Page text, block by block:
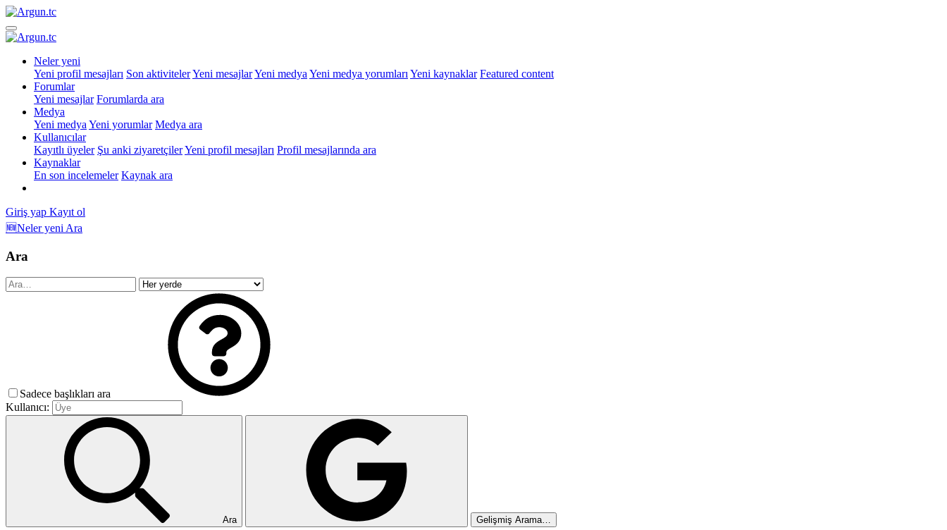
Neler yeni
Yeni profil mesajları Son aktivitelerYeni mesajlarYeni medya Yeni medya yorumları Yeni kaynaklar Featured content
Forumlar
Yeni mesajlar Forumlarda ara
Medya
Yeni medya Yeni yorumlar Medya ara
Kullanıcılar
Kayıtlı üyeler Şu anki ziyaretçilerYeni profil mesajları Profil mesajlarında ara
Kaynaklar
En son incelemeler Kaynak ara
Giriş yap Kayıt ol
🆕Neler yeni Ara
Ara
Sadece başlıkları ara
Kullanıcı:
Ara Gelişmiş Arama…